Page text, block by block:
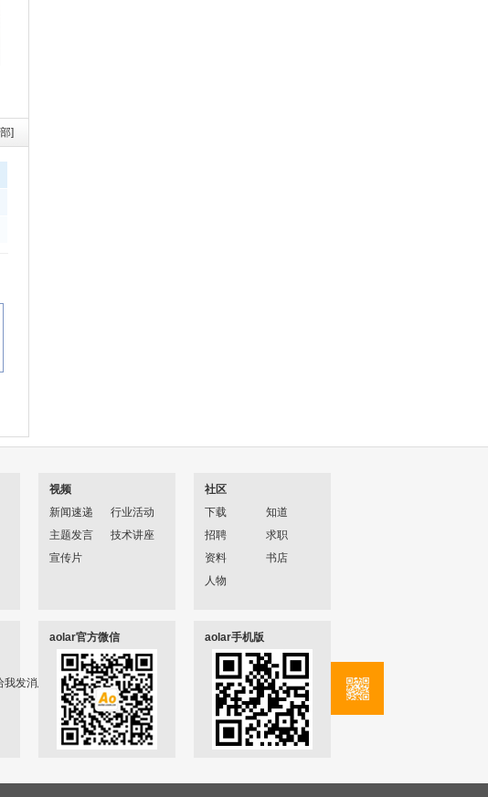
]
视频
新闻速递
行业活动
主题发言
技术讲座
宣传片
社区
下载
知道
招聘
求职
资料
书店
人物
aolar官方微信 aolar手机版